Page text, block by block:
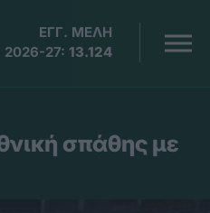
ΕΓΓ. ΜΕΛΗ
2026-27: 13.124
σπάθης με